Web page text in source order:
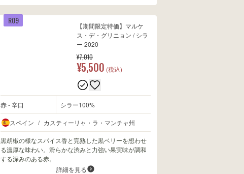
R09
【期間限定特価】マルケ
ス・デ・グリニョン / シラ
ー 2020
¥7,010
¥5,500 (税込)
赤 - 辛口 シラー100%
スペイン / カスティーリャ・ラ・マンチャ州
黒胡椒の様なスパイス香と完熟した黒ベリーを想わせ
る濃厚な味わい。滑らかな渋みと力強い果実味が調和
する深みのある赤。
詳細を見る